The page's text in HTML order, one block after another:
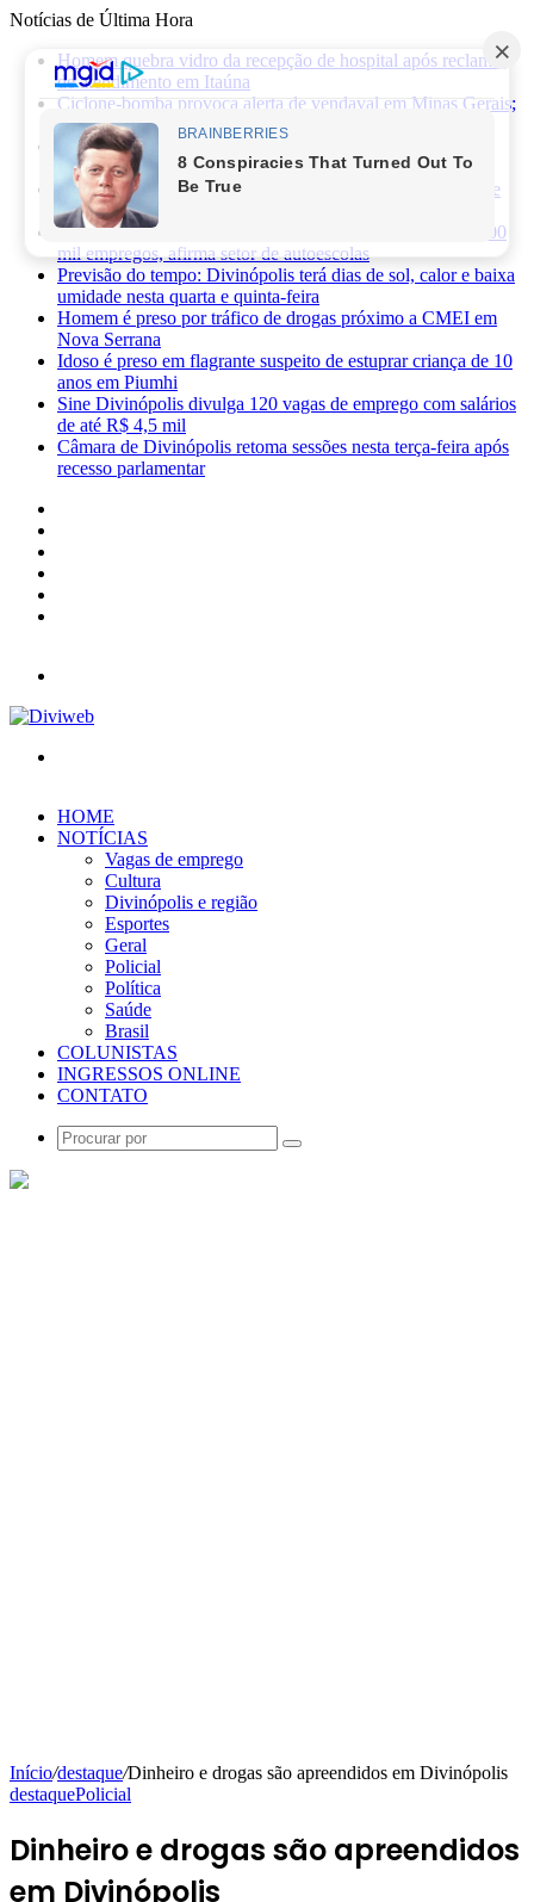
Notícias de Última Hora
Homem quebra vidro da recepção de hospital após reclamar
de atendimento em Itaúna
Ciclone-bomba provoca alerta de vendaval em Minas Gerais;
veja os impactos previstos para Divinópolis
Homem morre após sofrer choque elétrico e cair de oito
metros durante manutenção em academia
PRF apreende 75 mil maços de cigarros contrabandeados e
prende motorista na BR-262
Novas regras da CNH já provocaram perda de cerca de 100
mil empregos, afirma setor de autoescolas
Previsão do tempo: Divinópolis terá dias de sol, calor e baixa
umidade nesta quarta e quinta-feira
Homem é preso por tráfico de drogas próximo a CMEI em
Nova Serrana
Idoso é preso em flagrante suspeito de estuprar criança de 10
anos em Piumhi
Sine Divinópolis divulga 120 vagas de emprego com salários
de até R$ 4,5 mil
Câmara de Divinópolis retoma sessões nesta terça-feira após
recesso parlamentar
HOME
NOTÍCIAS
Vagas de emprego
Cultura
Divinópolis e região
Esportes
Geral
Policial
Política
Saúde
Brasil
COLUNISTAS
INGRESSOS ONLINE
CONTATO
Procurar
Início/destaque/Dinheiro e drogas são apreendidos em Divinópolis
destaquePolicial
Dinheiro e drogas são apreendidos
em Divinópolis